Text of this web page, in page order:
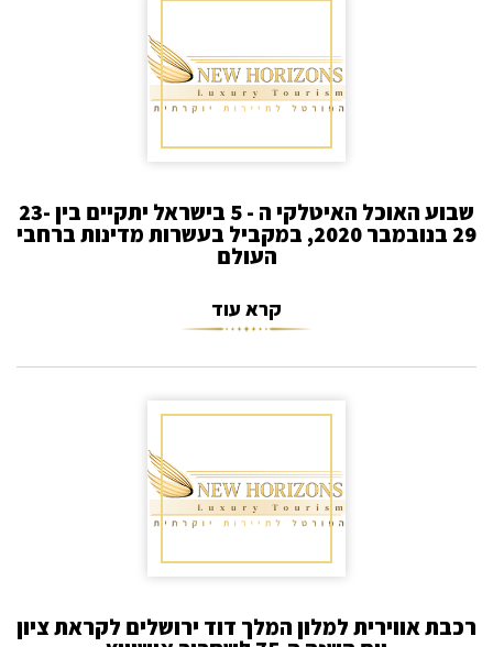
שבוע האוכל האיטלקי ה - 5 בישראל יתקיים בין 23-
29 בנובמבר 2020, במקביל בעשרות מדינות ברחבי
העולם
קרא עוד
רכבת אווירית למלון המלך דוד ירושלים לקראת ציון